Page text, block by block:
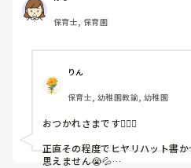
しかも、上司に↑この内容でも
ちゃんと考えて対策を練って書
呼ばれて一緒に対策を考えさせ
これだけで30〜40分拘束されて
皆さんの園はどうですか?
保育士, 保育園
りん
保育士, 幼稚園教諭, 幼稚園
おつかれさまです🙇🏻‍♀️
正直その程度でヒヤリハット書
思えません😭💦